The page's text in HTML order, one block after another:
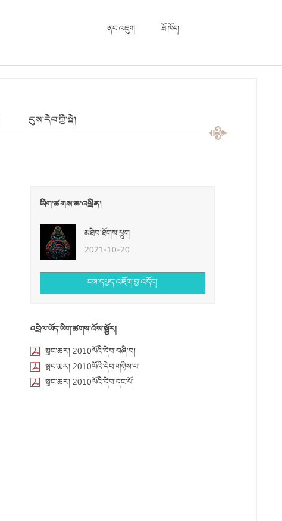
ནང་འཇུག ཐོ་ཁོད།
དུས་དེབ་ཀྱི་སྡེ།
ཡིག་ཚགས་ཆ་འཕྲིན།
མཐེབ་ཐོགས་ཕྲུག
2021-10-20
ངས་དཔྱད་འཇོག་བྱ་འདོད།
འབྲེལ་ཡོད་ཡིག་ཚགས་འོས་སྦྱོར།
སྦྲང་ཆར། 2010ལོའི་དེབ་བཞི་བ།
སྦྲང་ཆར། 2010ལོའི་དེབ་གཉིས་པ།
སྦྲང་ཆར། 2010ལོའི་དེབ་དང་པོ།